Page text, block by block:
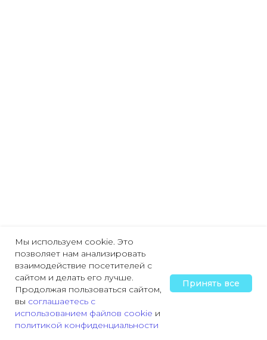
Главная Охрана труда Пожарная безопасность
Мы используем cookie. Это
позволяет нам анализировать
взаимодействие посетителей с
сайтом и делать его лучше.
Продолжая пользоваться сайтом,
вы соглашаетесь с
использованием файлов cookie и
политикой конфиденциальности
Принять все